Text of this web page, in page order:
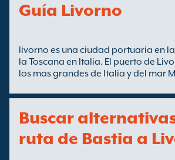
Guía Livorno
livorno es una ciudad portuaria en
la Toscana en Italia. El puerto de
los mas grandes de Italia y del mar
Buscar
ruta de Bastia a